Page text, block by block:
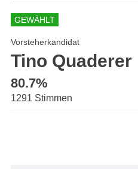
GEWÄHLT
Vorsteherkandidat
Tino Quaderer
80.7%
1291 Stimmen